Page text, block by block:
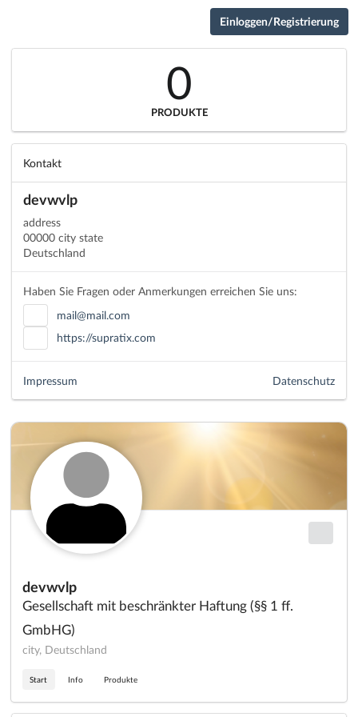
Einloggen/Registrierung
devwvlp
Gesellschaft mit beschränkter Haftung (§§ 1 ff.
GmbHG)
city, Deutschland
Start Info Produkte
0
PRODUKTE
Kontakt
devwvlp
address
00000 city state
Deutschland
Haben Sie Fragen oder Anmerkungen erreichen Sie uns:
mail@mail.com
https://supratix.com
Datenschutz
Impressum